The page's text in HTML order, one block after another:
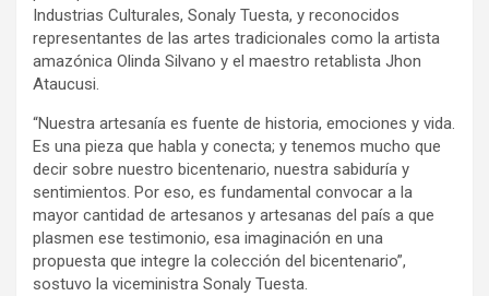
Industrias Culturales, Sonaly Tuesta, y reconocidos
representantes de las artes tradicionales como la artista
amazónica Olinda Silvano y el maestro retablista Jhon
Ataucusi.
“Nuestra artesanía es fuente de historia, emociones y vida.
Es una pieza que habla y conecta; y tenemos mucho que
decir sobre nuestro bicentenario, nuestra sabiduría y
sentimientos. Por eso, es fundamental convocar a la
mayor cantidad de artesanos y artesanas del país a que
plasmen ese testimonio, esa imaginación en una
propuesta que integre la colección del bicentenario”,
sostuvo la viceministra Sonaly Tuesta.